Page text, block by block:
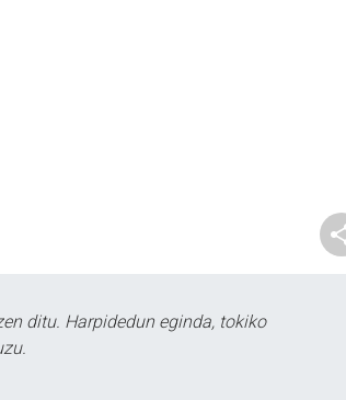
ditu. Harpidedun eginda, tokiko